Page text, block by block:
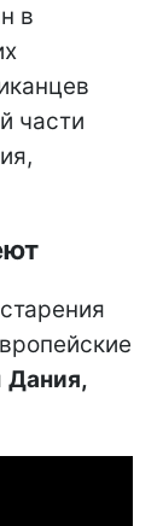
в
части
старения
Дания,